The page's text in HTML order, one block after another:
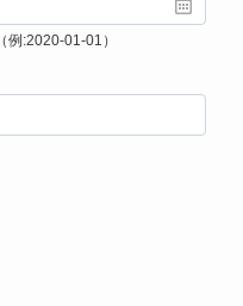
（例:2020-01-01）